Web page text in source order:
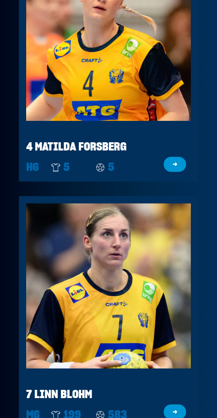
4 MATILDA FORSBERG
H6
5 5 →
7 LINN BLOHM
M6
199 583 →